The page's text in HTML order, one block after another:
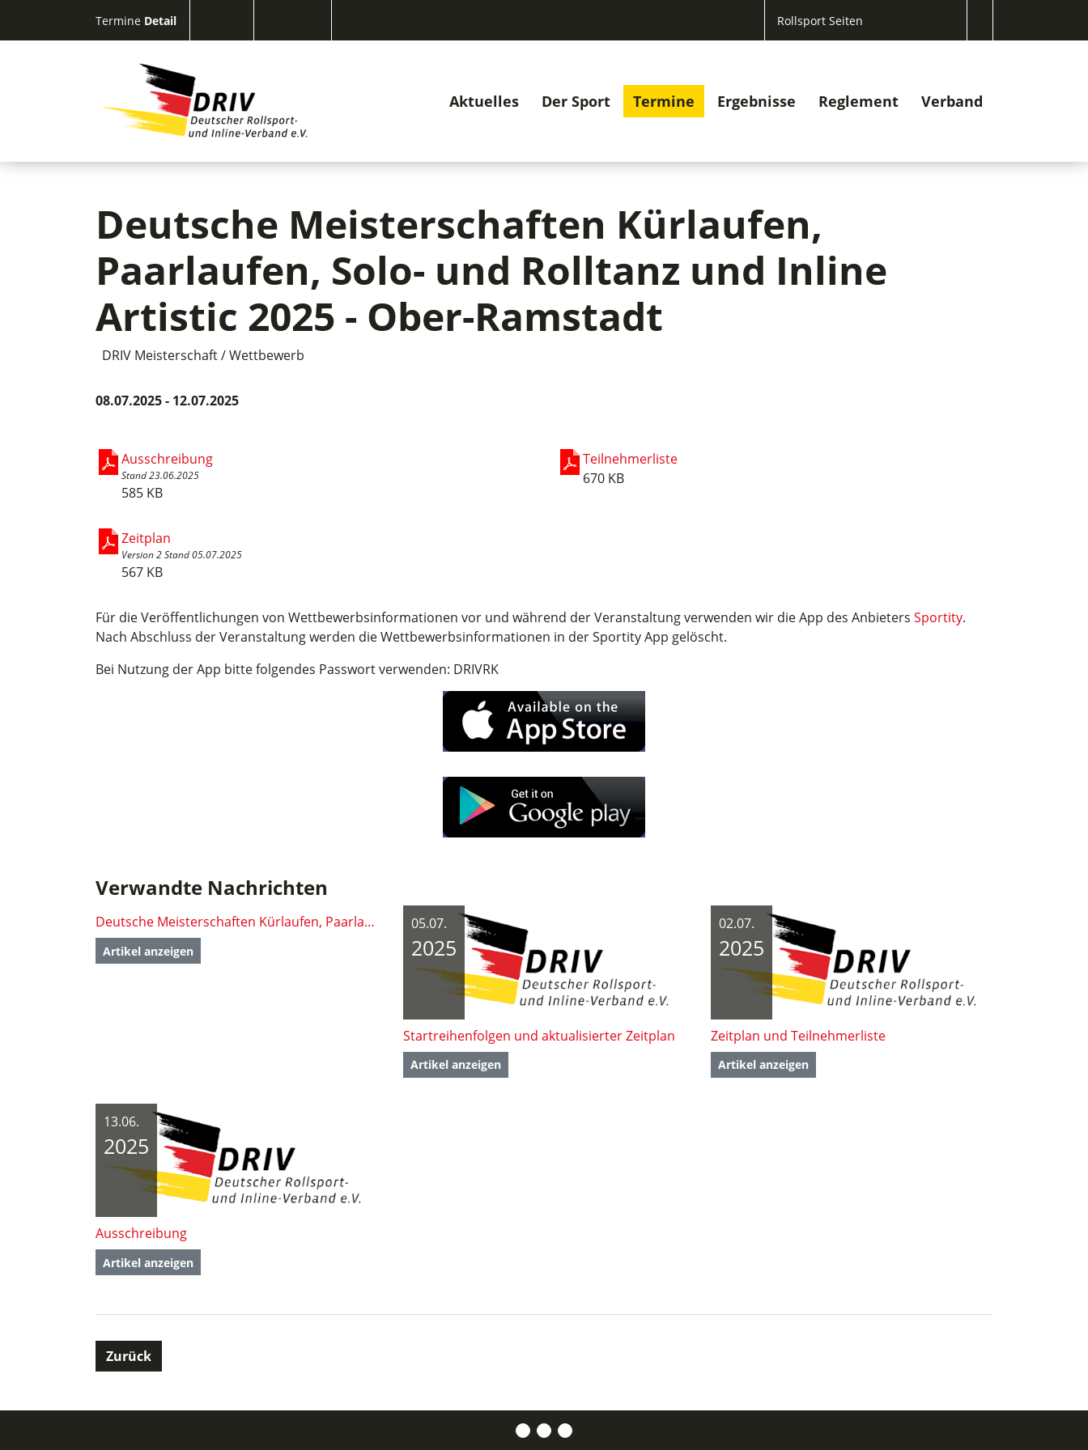
Termine Detail Rollsport Seiten
Aktuelles Der Sport Termine Ergebnisse Reglement Verband
Deutsche Meisterschaften Kürlaufen,
Paarlaufen, Solo- und Rolltanz und Inline
Artistic 2025 - Ober-Ramstadt
DRIV Meisterschaft / Wettbewerb
08.07.2025 - 12.07.2025
Ausschreibung
Stand 23.06.2025
585 KB
Teilnehmerliste
670 KB
Zeitplan
Version 2 Stand 05.07.2025
567 KB
Für die Veröffentlichungen von Wettbewerbsinformationen vor und während der Veranstaltung verwenden wir die App des Anbieters Sportity.
Nach Abschluss der Veranstaltung werden die Wettbewerbsinformationen in der Sportity App gelöscht.
Bei Nutzung der App bitte folgendes Passwort verwenden: DRIVRK
Verwandte Nachrichten
Deutsche Meisterschaften Kürlaufen, Paarlaufen, Solo- und Rolltanz und Inline Artistic 2025 - Ober-Ramstadt
Artikel anzeigen
05.07.
2025
Startreihenfolgen und aktualisierter Zeitplan
Artikel anzeigen
02.07.
2025
Zeitplan und Teilnehmerliste
Artikel anzeigen
13.06.
2025
Ausschreibung
Artikel anzeigen
Zurück